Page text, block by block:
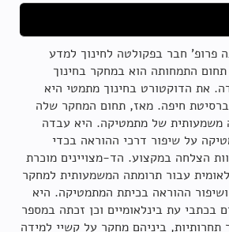
פרופ' חבר בפקולטה לחינוך למדע
תחום התמחותה הוא במחקר בחינוך
את הדוקטורט בחינוך מתמטי היא
באוניברסיטת חיפה. מאז, תחום המחקר שלה
משמעותית של מתמטיקה. היא עבדה
על שיפור דרכי ההוראה בכדי
הצלחה במקצוע. הד-מצויינים מוכרת
עבור תרומתה המשמעותית למחקר
ההוראה בכיתת המתמטיקה. היא
בכתבי עת בינלאומיים וכן זכתה במספר
תחרותיות, ביניהם מחקר על קשיי למידה